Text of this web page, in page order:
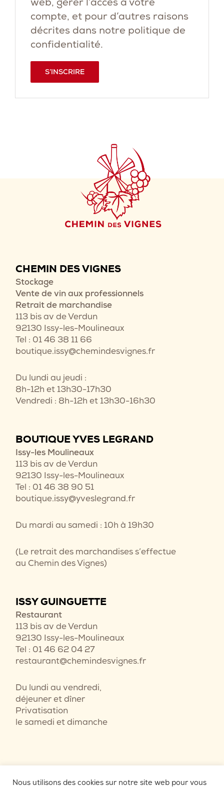
compte, et pour d’autres raisons
décrites dans notre politique de
confidentialité.
S’INSCRIRE
CHEMIN DES VIGNES
Stockage
Vente de vin aux professionnels
Retrait de marchandise
113 bis av de Verdun
92130 Issy-les-Moulineaux
Tel : 01 46 38 11 66
boutique.issy@chemindesvignes.fr
Du lundi au jeudi :
8h-12h et 13h30-17h30
Vendredi : 8h-12h et 13h30-16h30
BOUTIQUE YVES LEGRAND
Issy-les Moulineaux
113 bis av de Verdun
92130 Issy-les-Moulineaux
Tel : 01 46 38 90 51
boutique.issy@yveslegrand.fr
Du mardi au samedi : 10h à 19h30
(Le retrait des marchandises s’effectue
au Chemin des Vignes)
ISSY GUINGUETTE
Restaurant
113 bis av de Verdun
92130 Issy-les-Moulineaux
Tel : 01 46 62 04 27
restaurant@chemindesvignes.fr
Du lundi au vendredi,
déjeuner et dîner
Privatisation
le samedi et dimanche
Nous utilisons des cookies sur notre site web pour vous